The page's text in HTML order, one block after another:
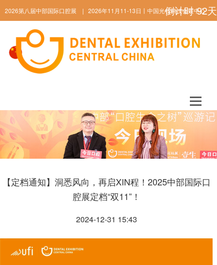
2026第八届中部国际口腔展 | 2026年11月11-13日丨中国光谷科技会展中心
倒计时92天
【定档通知】洞悉风向，再启XIN程！2025中部国际口
腔展定档“双11”！
2024-12-31 15:43